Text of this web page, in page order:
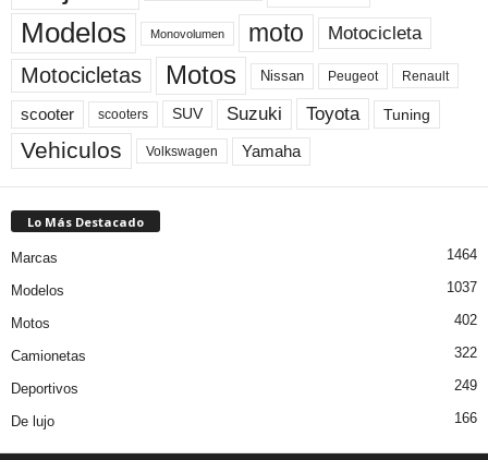
Modelos Monovolumen moto Motocicleta
Motocicletas Motos Nissan Peugeot Renault
scooter scooters SUV Suzuki Toyota Tuning
Vehiculos Volkswagen Yamaha
Lo Más Destacado
Marcas 1464
Modelos 1037
Motos 402
Camionetas 322
Deportivos 249
De lujo 166